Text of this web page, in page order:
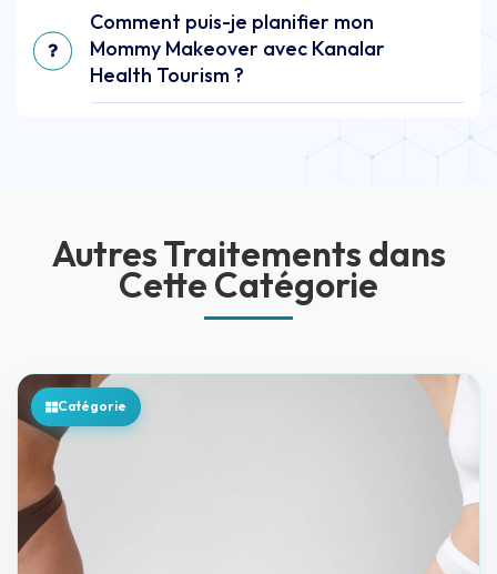
Comment puis-je planifier mon
Mommy Makeover avec Kanalar
Health Tourism ?
Autres Traitements dans
Cette Catégorie
Catégorie